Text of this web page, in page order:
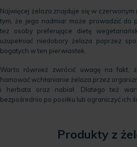
Najwięcej żelaza znajduje się w czerwonym
tym, że jego nadmiar może prowadzić do
też osoby preferujące dietę
uzupełniać niedobory żelaza poprzez
bogatych w ten pierwiastek.
Warto również zwrócić uwagę na fakt,
hamować wchłanianie żelaza przez
i herbata oraz nabiał. Dlatego też
bezpośrednio po posiłku lub ograniczyć ich
Produkty z